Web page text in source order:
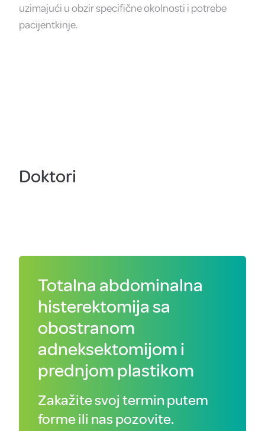
uzimajući u obzir specifične okolnosti i potrebe
pacijentkinje.
Doktori
Totalna abdominalna
histerektomija sa
obostranom
adneksektomijom i
prednjom plastikom
Zakažite svoj termin putem
forme ili nas pozovite.